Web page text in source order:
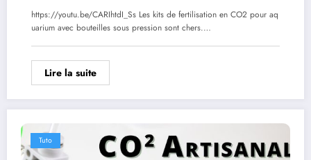
https://youtu.be/CARIhtdI_Ss Les kits de fertilisation en CO2 pour aq
uarium avec bouteilles sous pression sont chers.…
Lire la suite
Tuto